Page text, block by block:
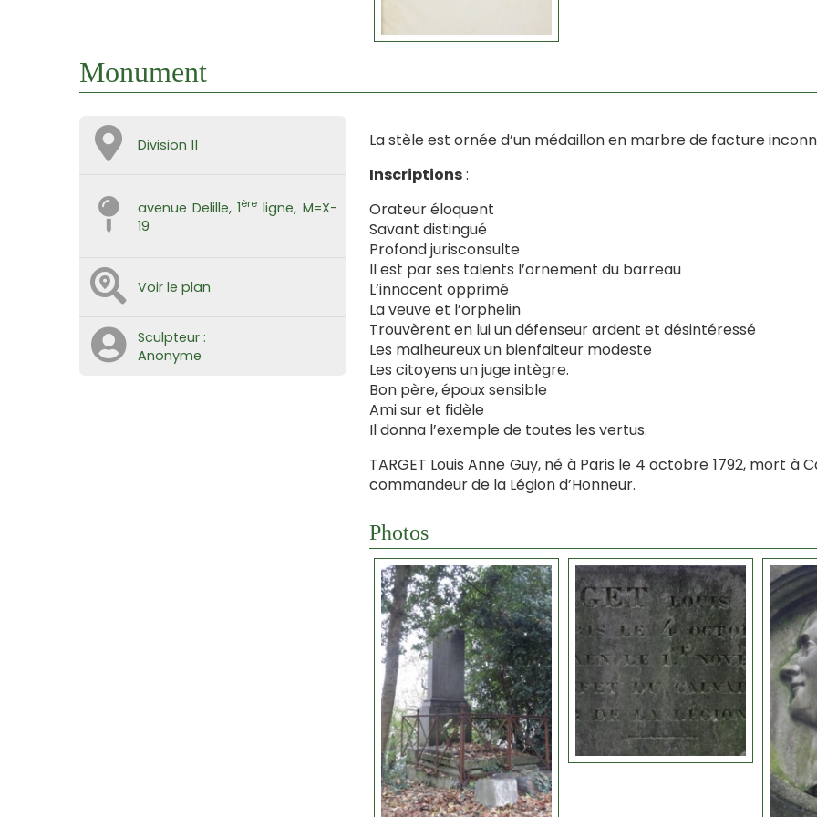
Monument
Division 11
avenue Delille, 1ère ligne, M=X-
19
Voir le plan
Sculpteur :
Anonyme
La stèle est ornée d’un médaillon en marbre de facture
Inscriptions:
Orateur éloquent
Savant distingué
Profond jurisconsulte
Il est par ses talents l’ornement du barreau
L’innocent opprimé
La veuve et l’orphelin
Trouvèrent en lui un défenseur ardent et désintéressé
Les malheureux un bienfaiteur modeste
Les citoyens un juge intègre.
Bon père, époux sensible
Ami sur et fidèle
Il donna l’exemple de toutes les vertus.
TARGET Louis Anne Guy, né à Paris le 4 octobre 1792, mort à
commandeur de la Légion d’Honneur.
Photos